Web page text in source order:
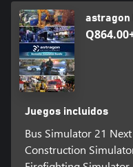
astragon
Juegos incluidos
Bus Simulator 21
Construction